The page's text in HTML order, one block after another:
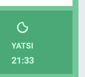
YATSI
21:33